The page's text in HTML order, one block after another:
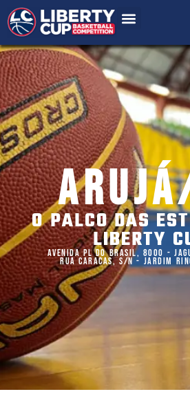
O PALCO DAS
LIBERTY
AVENIDA PL DO BRASIL, 8000 -
RUA CARACAS, S/N - JARDIM